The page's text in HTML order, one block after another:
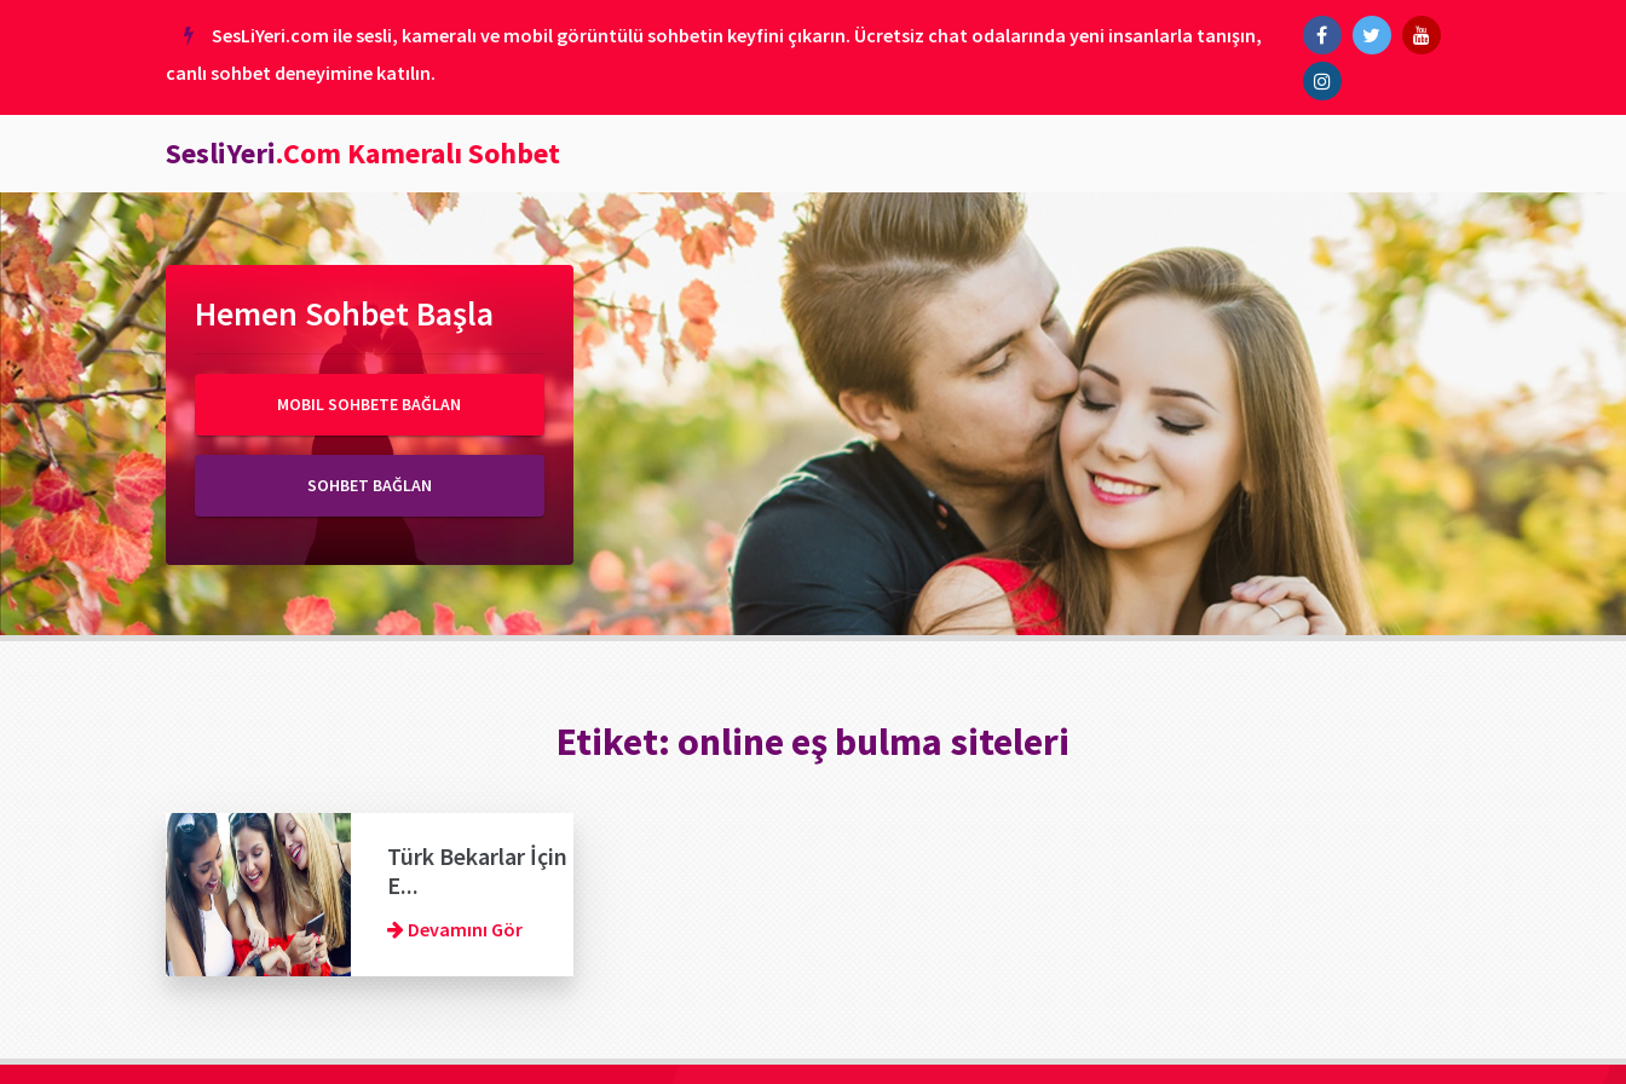
SesLiYeri.com ile sesli, kameralı ve mobil görüntülü sohbetin keyfini çıkarın. Ücretsiz chat odalarında yeni insanlarla tanışın,
canlı sohbet deneyimine katılın.
SesliYeri.Com Kameralı Sohbet
Hemen Sohbet Başla
MOBIL SOHBETE BAĞLAN
SOHBET BAĞLAN
Etiket: online eş bulma siteleri
Türk Bekarlar İçin
E...
Devamını Gör